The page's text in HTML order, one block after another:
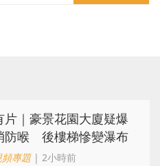
片｜豪景花園大廈疑爆
防喉 後樓梯慘變瀑布
頻專題| 2小時前